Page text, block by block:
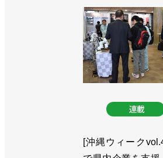
>>全国５都市
>>９日からウ
>>林業の苗木
>>SMCの真空
>>ウェビナー
連載
[沖縄ウィーク